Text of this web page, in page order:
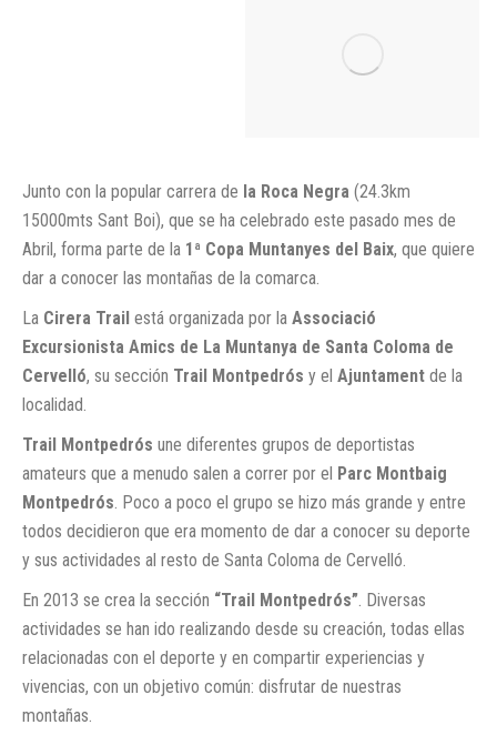
Junto con la popular carrera de la Roca Negra (24.3km
15000mts Sant Boi), que se ha celebrado este pasado mes de
Abril, forma parte de la 1ª Copa Muntanyes del Baix, que quiere
dar a conocer las montañas de la comarca.
La Cirera Trail está organizada por la Associació
Excursionista Amics de La Muntanya de Santa Coloma de
Cervelló, su sección Trail Montpedrós y el Ajuntament de la
localidad.
Trail Montpedrós une diferentes grupos de deportistas
amateurs que a menudo salen a correr por el Parc Montbaig
Montpedrós. Poco a poco el grupo se hizo más grande y entre
todos decidieron que era momento de dar a conocer su deporte
y sus actividades al resto de Santa Coloma de Cervelló.
En 2013 se crea la sección “Trail Montpedrós”. Diversas
actividades se han ido realizando desde su creación, todas ellas
relacionadas con el deporte y en compartir experiencias y
vivencias, con un objetivo común: disfrutar de nuestras
montañas.